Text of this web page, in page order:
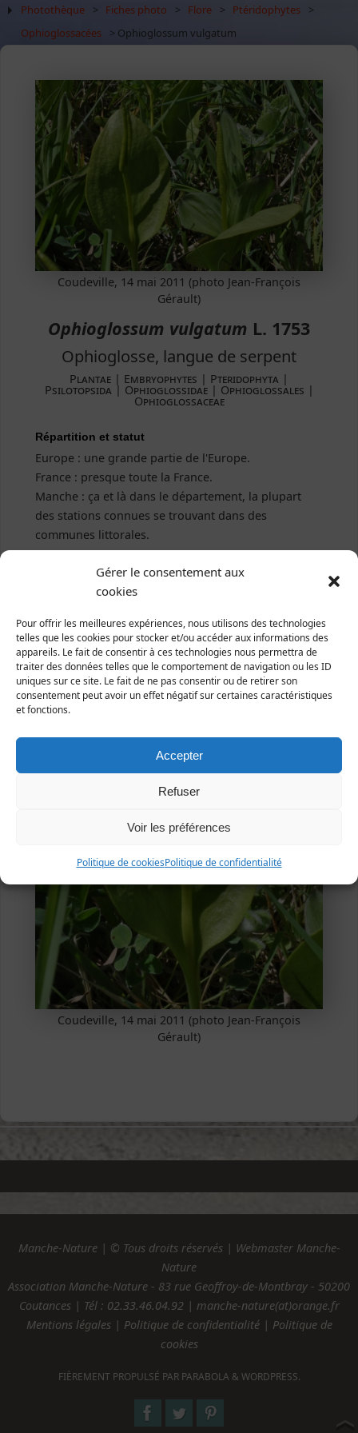
Gérer le consentement aux
cookies
Pour offrir les meilleures expériences, nous utilisons des technologies
telles que les cookies pour stocker et/ou accéder aux informations des
appareils. Le fait de consentir à ces technologies nous permettra de
traiter des données telles que le comportement de navigation ou les ID
uniques sur ce site. Le fait de ne pas consentir ou de retirer son
consentement peut avoir un effet négatif sur certaines caractéristiques
et fonctions.
Accepter
Refuser
Voir les préférences
Politique de cookiesPolitique de confidentialité
Photothèque > Fiches photo > Flore > Ptéridophytes
>
Ophioglossacées
> Ophioglossum vulgatum
Coudeville, 14 mai 2011 (photo Jean-François
Gérault)
Ophioglossum vulgatum L. 1753
Ophioglosse, langue de serpent
Plantae ­| Embryophytes | Pteridophyta |
Psilotopsida | Ophioglossidae | Ophioglossales |
Ophioglossaceae
Répartition et statut
Europe : une grande partie de l'Europe.
France : presque toute la France.
Manche : ça et là dans le département, la plupart
des stations connues se trouvant dans des
communes littorales.
Coudeville, 14 mai 2011 (photo Jean-François
Gérault)
Manche-Nature | © Tous droits réservés | Webmaster Manche-
Nature
Association Manche-Nature - 83 rue Geoffroy-de-Montbray - 50200
Coutances | Tél : 02.33.46.04.92| manche-nature(at)orange.fr
Mentions légales| Politique de confidentialité| Politique de
cookies
FIÈREMENT PROPULSÉ PAR PARABOLA & WORDPRESS.